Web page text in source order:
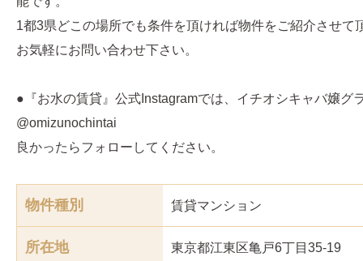
1都3県どこの場所でも条件を頂ければ物件をご紹介させて
お気軽にお問い合わせ下さい。
●『お水の賃貸』公式Instagramでは、イチオシキャバ嬢グ
@omizunochintai
良かったらフォローしてください。
物件種別 賃貸マンション
所在地 東京都江東区亀戸6丁目35-19